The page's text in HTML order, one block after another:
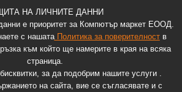
НА ЛИЧНИТЕ ДАННИ
е приоритет за Компютър маркет ЕООД.
с нашатаПолитика за поверителноств
към който ще намерите в края на всяка
страница.
за да подобрим нашите услуги .
на сайта, вие се съгласявате и с